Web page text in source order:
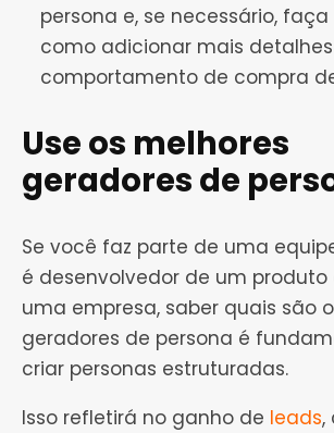
persona e, se necessário, faça
como adicionar mais
comportamento de compra
Use os melhores
geradores de
Se você faz parte de uma
é desenvolvedor de um produto
uma empresa, saber quais são
geradores de persona é
criar personas estruturadas.
Isso refletirá no ganho de leads,